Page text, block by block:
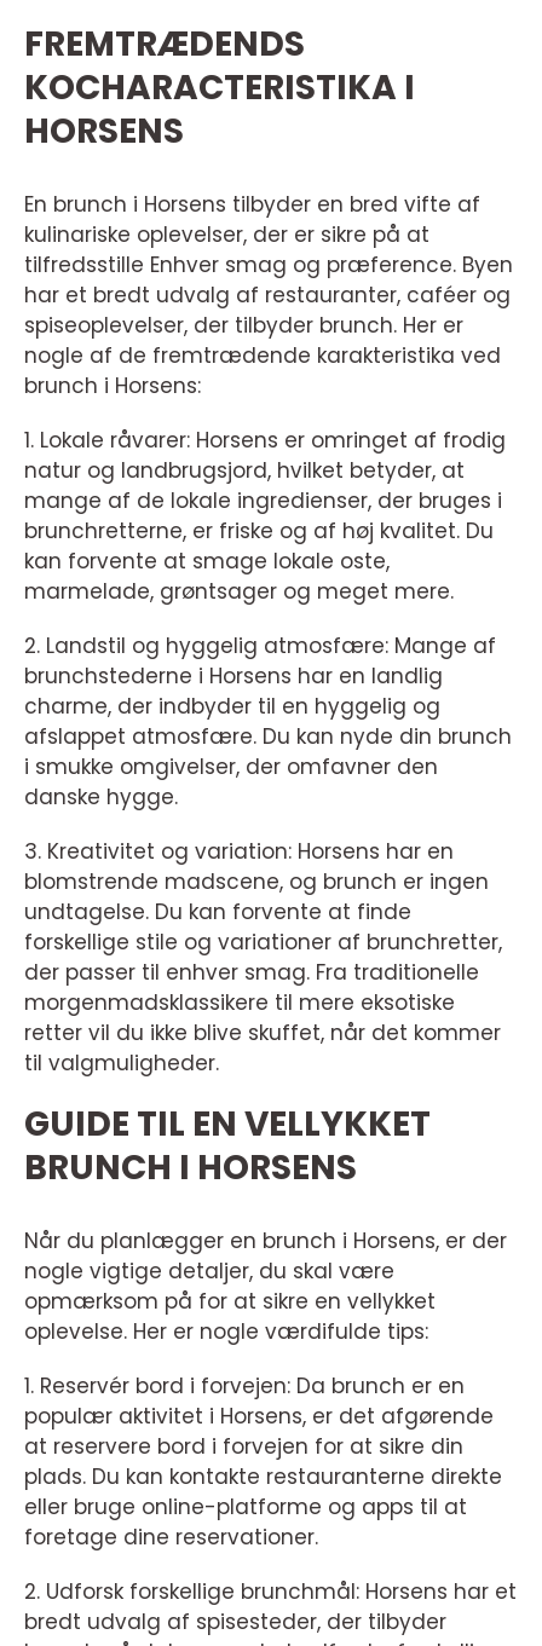
FREMTRÆDENDS
KOCHARACTERISTIKA I
HORSENS
En brunch i Horsens tilbyder en bred vifte af
kulinariske oplevelser, der er sikre på at
tilfredsstille Enhver smag og præference. Byen
har et bredt udvalg af restauranter, caféer og
spiseoplevelser, der tilbyder brunch. Her er
nogle af de fremtrædende karakteristika ved
brunch i Horsens:
1. Lokale råvarer: Horsens er omringet af frodig
natur og landbrugsjord, hvilket betyder, at
mange af de lokale ingredienser, der bruges i
brunchretterne, er friske og af høj kvalitet. Du
kan forvente at smage lokale oste,
marmelade, grøntsager og meget mere.
2. Landstil og hyggelig atmosfære: Mange af
brunchstederne i Horsens har en landlig
charme, der indbyder til en hyggelig og
afslappet atmosfære. Du kan nyde din brunch
i smukke omgivelser, der omfavner den
danske hygge.
3. Kreativitet og variation: Horsens har en
blomstrende madscene, og brunch er ingen
undtagelse. Du kan forvente at finde
forskellige stile og variationer af brunchretter,
der passer til enhver smag. Fra traditionelle
morgenmadsklassikere til mere eksotiske
retter vil du ikke blive skuffet, når det kommer
til valgmuligheder.
GUIDE TIL EN VELLYKKET
BRUNCH I HORSENS
Når du planlægger en brunch i Horsens, er der
nogle vigtige detaljer, du skal være
opmærksom på for at sikre en vellykket
oplevelse. Her er nogle værdifulde tips:
1. Reservér bord i forvejen: Da brunch er en
populær aktivitet i Horsens, er det afgørende
at reservere bord i forvejen for at sikre din
plads. Du kan kontakte restauranterne direkte
eller bruge online-platforme og apps til at
foretage dine reservationer.
2. Udforsk forskellige brunchmål: Horsens har et
bredt udvalg af spisesteder, der tilbyder